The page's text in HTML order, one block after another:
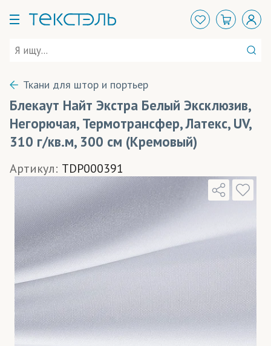
Ткани для штор и портьер
Блекаут Найт Экстра Белый Эксклюзив,
Негорючая, Термотрансфер, Латекс, UV,
310 г/кв.м, 300 см (Кремовый)
Артикул: TDP000391